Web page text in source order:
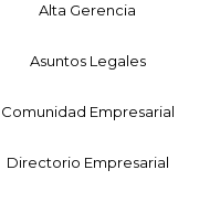
Alta Gerencia
Asuntos Legales
Comunidad Empresarial
Directorio Empresarial